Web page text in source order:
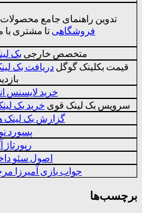
تدوین راهنمای جامع
فروشگاهی تا مشتری
متخصص خارجی بک
قیمت بکلینک گوگل دریافت بک
خرید لایسنس
سرویس بک لینک قوی خرید بک
گزارش بک لینک
پسورد نود
رپورتاژ
اصول سئو
جواب بازی آمیرزا مرحله ۱۰۰۰
برچسب‌ها